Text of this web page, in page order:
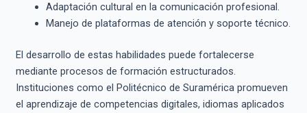
Adaptación cultural en la comunicación profesional.
Manejo de plataformas de atención y soporte técnico.
El desarrollo de estas habilidades puede fortalecerse
mediante procesos de formación estructurados.
Instituciones como el Politécnico de Suramérica promueven
el aprendizaje de competencias digitales, idiomas aplicados